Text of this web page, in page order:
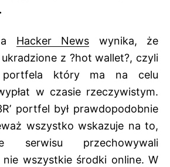
Hacker News wynika, że
z ?hot wallet?, czyli
portfela który ma na celu
w czasie rzeczywistym.
portfel był prawdopodobnie
wszystko wskazuje na to,
serwisu przechowywali
wszystkie środki online. W